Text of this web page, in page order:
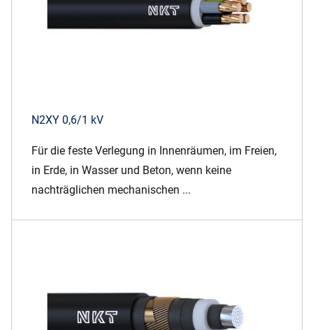
N2XY 0,6/1 kV
Für die feste Verlegung in Innenräumen, im Freien,
in Erde, in Wasser und Beton, wenn keine
nachträglichen mechanischen ...